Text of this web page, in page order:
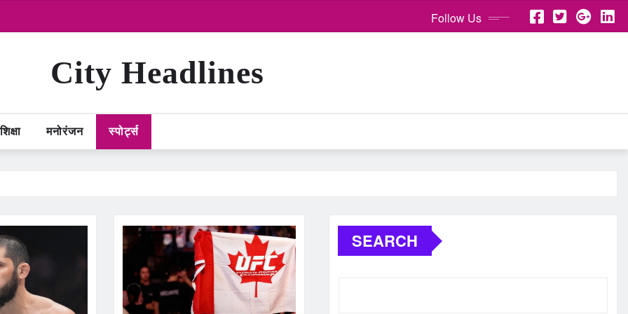
Follow Us
City Headlines
शिक्षा मनोरंजन स्पोर्ट्स
SEARCH